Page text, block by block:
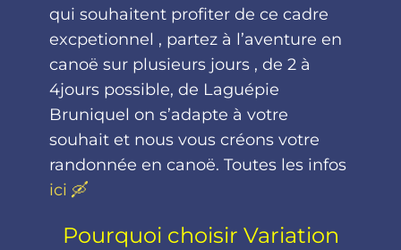
qui souhaitent profiter de ce cadre
excpetionnel , partez à l’aventure en
canoë sur plusieurs jours , de 2 à
4jours possible, de Laguépie
Bruniquel on s’adapte à votre
souhait et nous vous créons votre
randonnée en canoë. Toutes les infos
ici 🛶
Pourquoi choisir Variation